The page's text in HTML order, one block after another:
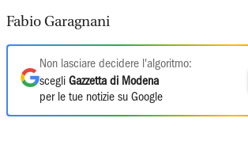
Fabio Garagnani
Non lasciare decidere l'algoritmo:
scegli Gazzetta di Modena
per le tue notizie su Google